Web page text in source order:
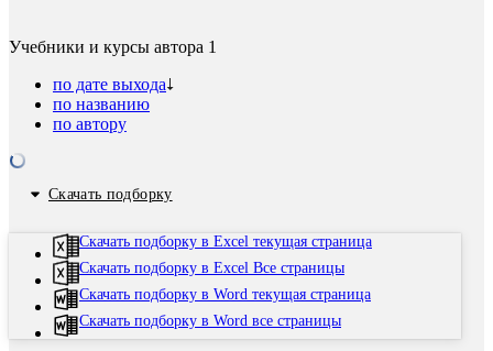
Учебники и курсы автора 1
по дате выхода
по названию
по автору
Скачать подборку
Скачать подборку в Excel текущая страница
Скачать подборку в Excel Все страницы
Скачать подборку в Word текущая страница
Скачать подборку в Word все страницы